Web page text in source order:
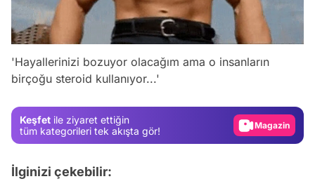
'Hayallerinizi bozuyor olacağım ama o insanların
birçoğu steroid kullanıyor...'
Keşfet ile ziyaret ettiğin
tüm kategorileri tek akışta gör!
Video
İlginizi çekebilir: